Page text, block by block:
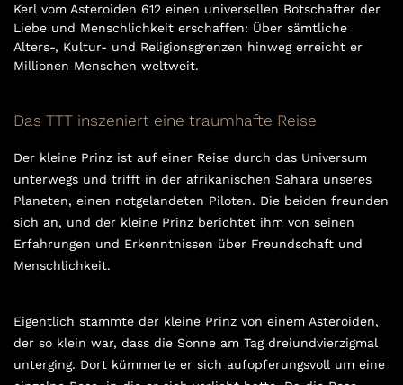
Kerl vom Asteroiden 612 einen universellen Botschafter der
Liebe und Menschlichkeit erschaffen: Über sämtliche
Alters-, Kultur- und Religionsgrenzen hinweg erreicht er
Millionen Menschen weltweit.
Das TTT inszeniert eine traumhafte Reise
Der kleine Prinz ist auf einer Reise durch das Universum
unterwegs und trifft in der afrikanischen Sahara unseres
Planeten, einen notgelandeten Piloten. Die beiden freunden
sich an, und der kleine Prinz berichtet ihm von seinen
Erfahrungen und Erkenntnissen über Freundschaft und
Menschlichkeit.
Eigentlich stammte der kleine Prinz von einem Asteroiden,
der so klein war, dass die Sonne am Tag dreiundvierzigmal
unterging. Dort kümmerte er sich aufopferungsvoll um eine